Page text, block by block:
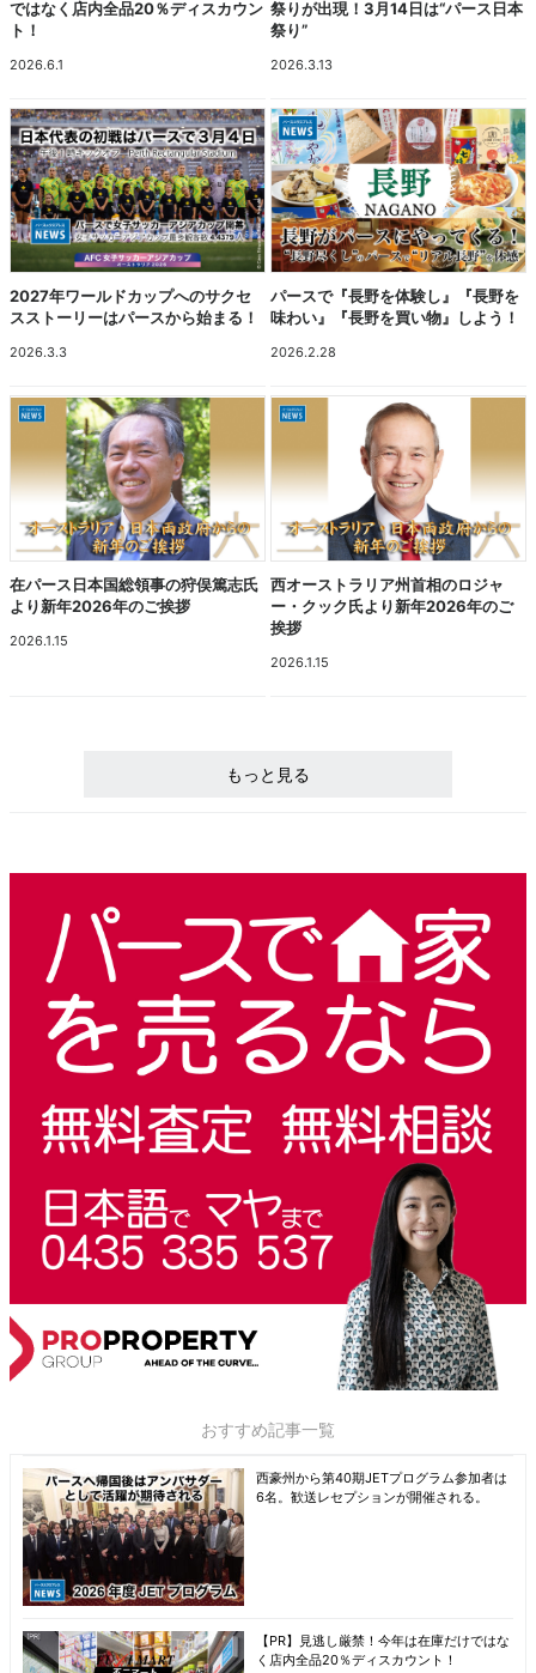
ではなく店内全品20％ディスカウン
ト！
2026.6.1
祭りが出現！3月14日は“パース日本
祭り”
2026.3.13
2027年ワールドカップへのサクセ
スストーリーはパースから始まる！
2026.3.3
パースで『長野を体験し』『長野を
味わい』『長野を買い物』しよう！
2026.2.28
在パース日本国総領事の狩俣篤志氏
より新年2026年のご挨拶
2026.1.15
西オーストラリア州首相のロジャ
ー・クック氏より新年2026年のご
挨拶
2026.1.15
もっと見る
おすすめ記事一覧
西豪州から第40期JETプログラム参加者は
6名。歓送レセプションが開催される。
【PR】見逃し厳禁！今年は在庫だけではな
く店内全品20％ディスカウント！